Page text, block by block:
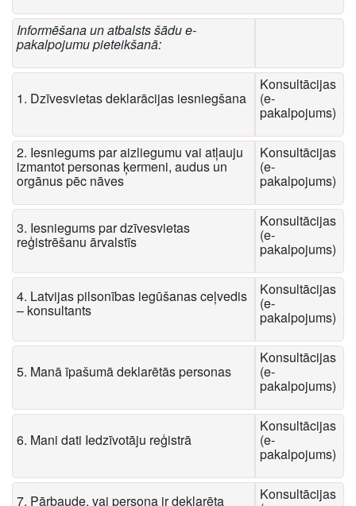
Informēšana un atbalsts šādu e-
pakalpojumu pieteikšanā:
1. Dzīvesvietas deklarācijas iesniegšana
Konsultācijas
(e-
pakalpojums)
2. Iesniegums par aizliegumu vai atļauju
izmantot personas ķermeni, audus un
orgānus pēc nāves
Konsultācijas
(e-
pakalpojums)
3. Iesniegums par dzīvesvietas
reģistrēšanu ārvalstīs
Konsultācijas
(e-
pakalpojums)
4. Latvijas pilsonības iegūšanas ceļvedis
– konsultants
Konsultācijas
(e-
pakalpojums)
5. Manā īpašumā deklarētās personas
Konsultācijas
(e-
pakalpojums)
6. Mani dati Iedzīvotāju reģistrā
Konsultācijas
(e-
pakalpojums)
7. Pārbaude, vai persona ir deklarēta Konsultācijas